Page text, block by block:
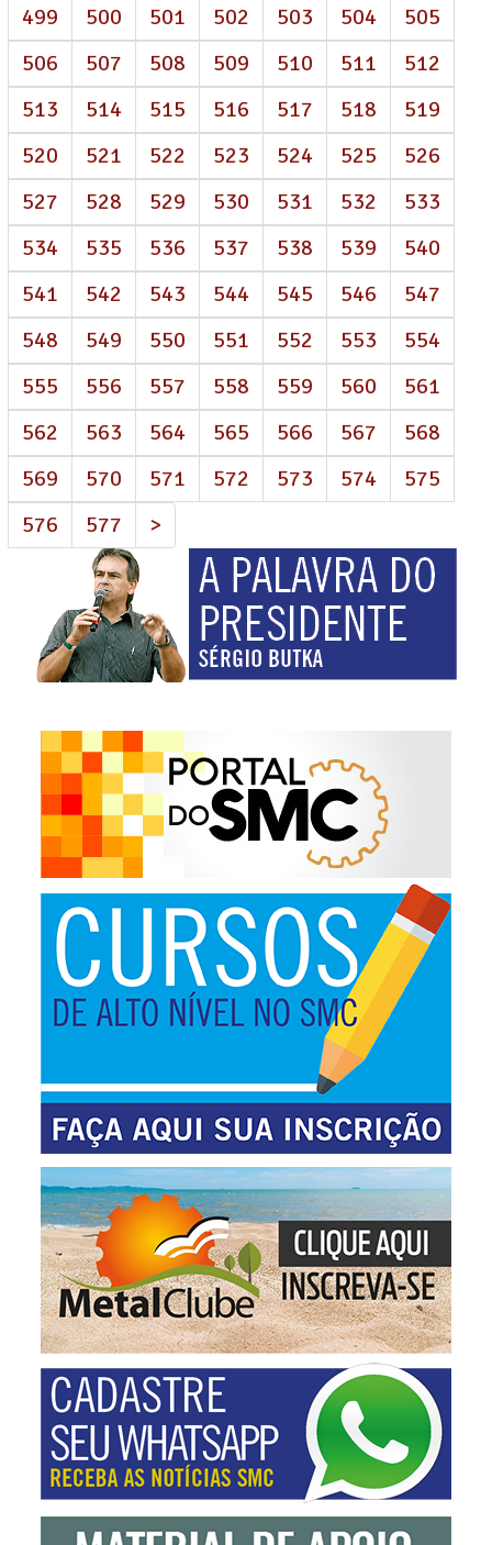
499 500 501 502 503 504
505
506
507 508 509 510 511
512
513
514 515 516 517 518
519
520
521 522 523 524 525
526
527
528 529 530 531 532
533
534
535 536 537 538 539
540
541
542 543 544 545 546
547
548
549 550 551 552 553
554
555
556 557 558 559 560
561
562
563 564 565 566 567
568
569
570 571 572 573 574
575
576
577 >